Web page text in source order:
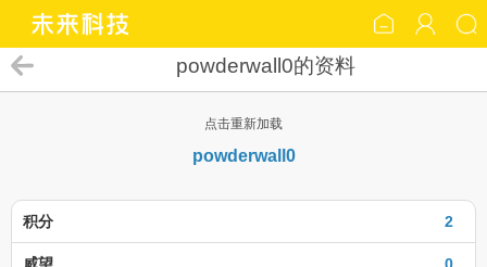
powderwall0的资料
点击重新加载
powderwall0
2
积分